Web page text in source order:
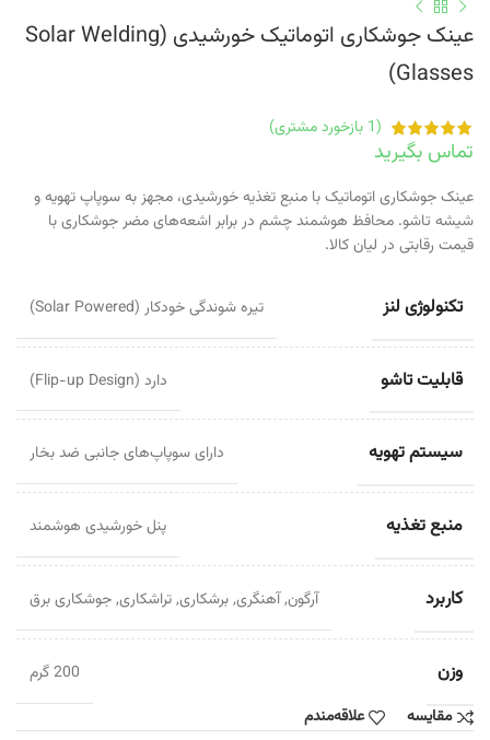
عینک جوشکاری اتوماتیک خورشیدی (Solar Welding
Glasses)
(
1 بازخورد مشتری)
تماس بگیرید
عینک جوشکاری اتوماتیک با منبع تغذیه خورشیدی، مجهز به سوپاپ تهویه و
شیشه تاشو. محافظ هوشمند چشم در برابر اشعه‌های مضر جوشکاری با
قیمت رقابتی در لیان کالا.
تکنولوژی لنز تیره شوندگی خودکار (Solar Powered)
قابلیت تاشو دارد (Flip-up Design)
سیستم تهویه دارای سوپاپ‌های جانبی ضد بخار
منبع تغذیه پنل خورشیدی هوشمند
کاربرد آرگون,آهنگری,برشکاری,تراشکاری,جوشکاری برق
وزن
200 گرم
مقایسه
علاقه‌مندم